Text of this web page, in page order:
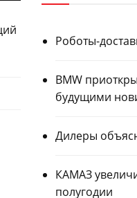
Роботы-
BMW
будущими
Дилеры
КАМАЗ
полугодии